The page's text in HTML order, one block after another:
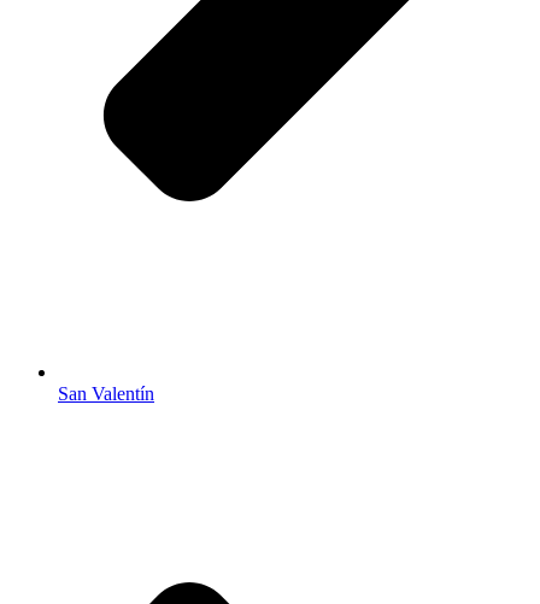
San Valentín